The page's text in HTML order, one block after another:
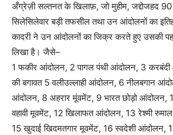
अँग्रेज़ी सल्‍तनत के खिलाफ़, जो मुहीम, जद्दोजहद
सिलेसिलेवार बड़ी तफसील तथा उन आंदोलनों का
कादरी ने उन आंदोलनों का जिक्र करते हुए उसकी
लिखा है। जैसे–
1 फकीर आंदोलन, 2 पागल पंथी आंदोलन, 3 करबंदी
की बगावत 5 वलीउल्‍लाही आंदोलन, 6 नीलबगान
आंदोलन, 8 अहरार मूंवमेंट, 9 भारत छोड़ो आंदोलन,
वहावी मूवमेंट, 12 खिलाफत आंदोलन, 13 रेश्‍मी
15 खुदाई खिदमतगार मूवमेंट, 16 स्‍वदेशी आंदोलन,